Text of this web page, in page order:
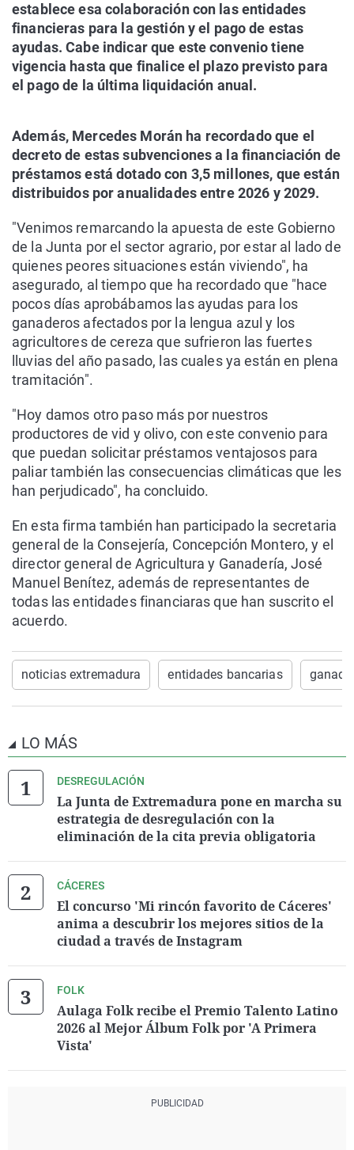
establece esa colaboración con las entidades
financieras para la gestión y el pago de estas
ayudas. Cabe indicar que este convenio tiene
vigencia hasta que finalice el plazo previsto para
el pago de la última liquidación anual.
Además, Mercedes Morán ha recordado que el
decreto de estas subvenciones a la financiación de
préstamos está dotado con 3,5 millones, que están
distribuidos por anualidades entre 2026 y 2029.
"Venimos remarcando la apuesta de este Gobierno
de la Junta por el sector agrario, por estar al lado de
quienes peores situaciones están viviendo", ha
asegurado, al tiempo que ha recordado que "hace
pocos días aprobábamos las ayudas para los
ganaderos afectados por la lengua azul y los
agricultores de cereza que sufrieron las fuertes
lluvias del año pasado, las cuales ya están en plena
tramitación".
"Hoy damos otro paso más por nuestros
productores de vid y olivo, con este convenio para
que puedan solicitar préstamos ventajosos para
paliar también las consecuencias climáticas que les
han perjudicado", ha concluido.
En esta firma también han participado la secretaria
general de la Consejería, Concepción Montero, y el
director general de Agricultura y Ganadería, José
Manuel Benítez, además de representantes de
todas las entidades financiaras que han suscrito el
acuerdo.
noticias extremadura entidades bancarias
LO MÁS
DESREGULACIÓN
La Junta de Extremadura pone en marcha su
estrategia de desregulación con la
eliminación de la cita previa obligatoria
CÁCERES
El concurso 'Mi rincón favorito de Cáceres'
anima a descubrir los mejores sitios de la
ciudad a través de Instagram
FOLK
Aulaga Folk recibe el Premio Talento Latino
2026 al Mejor Álbum Folk por 'A Primera
Vista'